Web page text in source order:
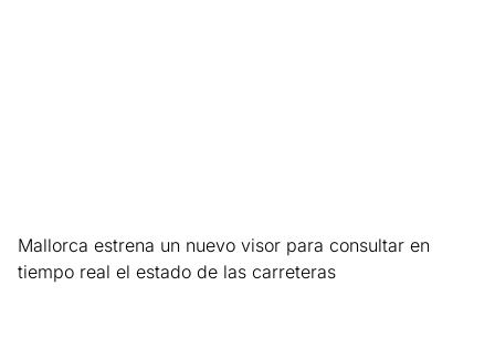
Mallorca estrena un nuevo visor para consultar en
tiempo real el estado de las carreteras